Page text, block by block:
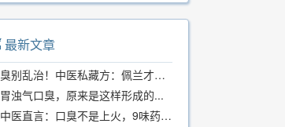
最新文章
口臭别乱治！中医私藏方：佩兰才是口气克星，喝一周就清爽
浊气口臭，原来是这样形成的...
老中医直言：口臭不是上火，9味药食同源方，21天根除不反复